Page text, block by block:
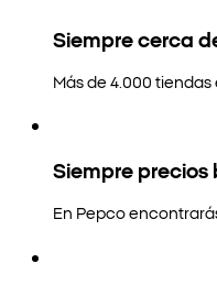
Siempre cerca
Más de 4.000
Siempre precios
En Pepco